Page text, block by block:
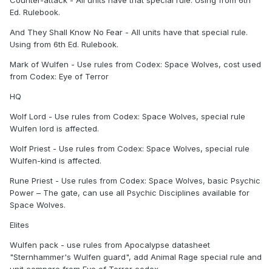
Ed. Rulebook.
And They Shall Know No Fear - All units have that special rule.
Using from 6th Ed. Rulebook.
Mark of Wulfen - Use rules from Codex: Space Wolves, cost used
from Codex: Eye of Terror
HQ
Wolf Lord - Use rules from Codex: Space Wolves, special rule
Wulfen lord is affected.
Wolf Priest - Use rules from Codex: Space Wolves, special rule
Wulfen-kind is affected.
Rune Priest - Use rules from Codex: Space Wolves, basic Psychic
Power – The gate, can use all Psychic Disciplines available for
Space Wolves.
Elites
Wulfen pack - use rules from Apocalypse datasheet
"Sternhammer's Wulfen guard", add Animal Rage special rule and